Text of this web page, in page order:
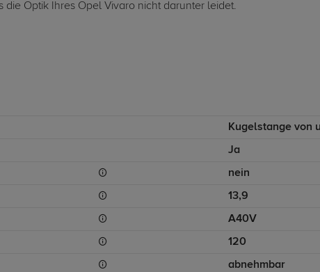
Optik Ihres Opel Vivaro nicht darunter leidet.
Kugelstange von
Ja
nein
13,9
A40V
120
abnehmbar